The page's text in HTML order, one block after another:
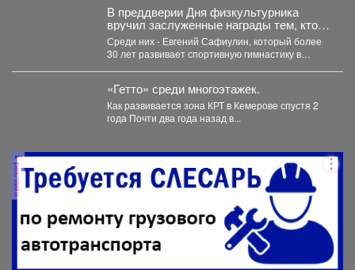
В преддверии Дня физкультурника
вручил заслуженные награды тем, кто
посвятил свою жизнь спорту и
воспитанию чемпионов.
Среди них - Евгений Сафиулин, который более
30 лет развивает спортивную гимнастику в
«Гетто» среди многоэтажек.
Как развивается зона КРТ в Кемерове спустя 2
года Почти два года назад в...
реклама